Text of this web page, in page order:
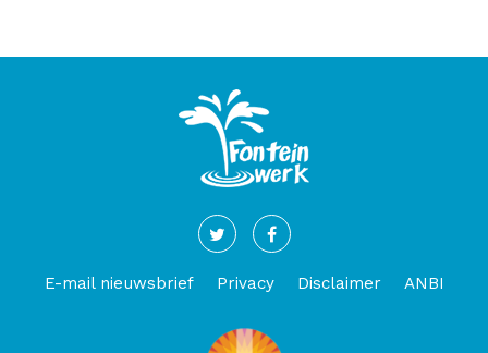
E-mail nieuwsbrief Privacy Disclaimer ANBI